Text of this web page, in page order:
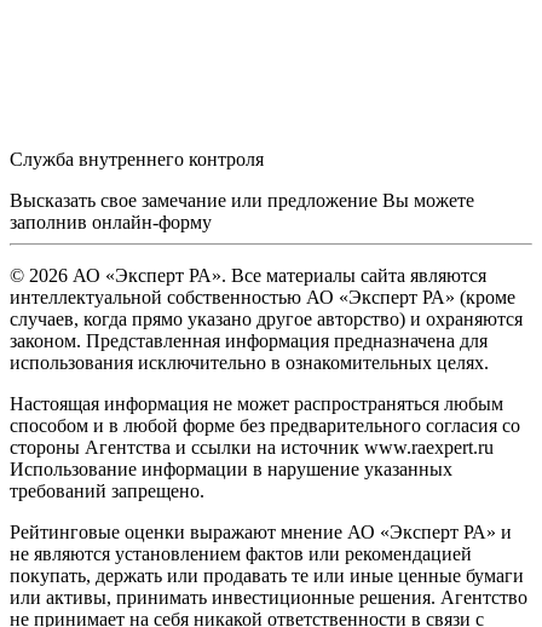
Служба внутреннего контроля
Высказать свое замечание или предложение Вы можете
заполнив онлайн-форму
© 2026 АО «Эксперт РА». Все материалы сайта являются
интеллектуальной собственностью АО «Эксперт РА» (кроме
случаев, когда прямо указано другое авторство) и охраняются
законом. Представленная информация предназначена для
использования исключительно в ознакомительных целях.
Настоящая информация не может распространяться любым
способом и в любой форме без предварительного согласия со
стороны Агентства и ссылки на источник www.raexpert.ru
Использование информации в нарушение указанных
требований запрещено.
Рейтинговые оценки выражают мнение АО «Эксперт РА» и
не являются установлением фактов или рекомендацией
покупать, держать или продавать те или иные ценные бумаги
или активы, принимать инвестиционные решения. Агентство
не принимает на себя никакой ответственности в связи с